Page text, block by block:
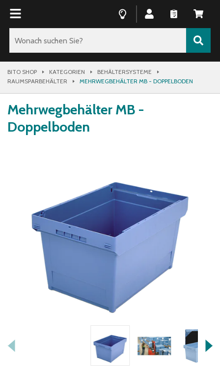
BITO SHOP KATEGORIEN
BEHÄLTERSYSTEME
RAUMSPARBEHÄLTER
MEHRWEGBEHÄLTER MB - DOPPELBODEN
Mehrwegbehälter MB -
Doppelboden